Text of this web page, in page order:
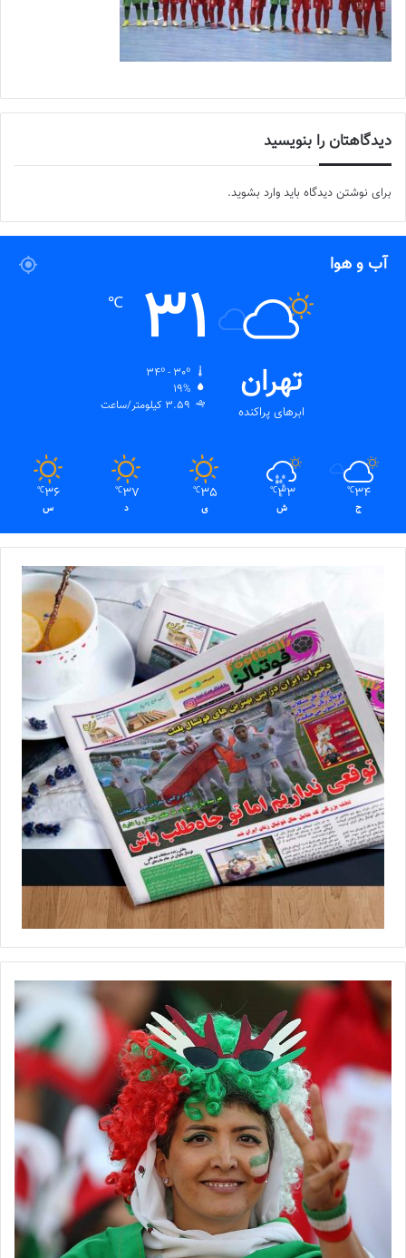
دیدگاهتان را بنویسید
برای نوشتن دیدگاه باید وارد بشوید.
آب و هوا
تهران
ابرهای پراکنده
31
℃
19%
3.59 کیلومتر/ساعت
34
℃
ج
33
℃
ش
35
℃
ی
37
℃
د
36
℃
س